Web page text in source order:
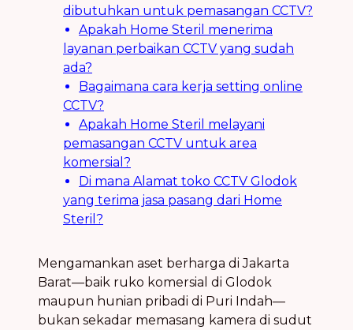
dibutuhkan untuk pemasangan CCTV?
Apakah Home Steril menerima
layanan perbaikan CCTV yang sudah
ada?
Bagaimana cara kerja setting online
CCTV?
Apakah Home Steril melayani
pemasangan CCTV untuk area
komersial?
Di mana Alamat toko CCTV Glodok
yang terima jasa pasang dari Home
Steril?
Mengamankan aset berharga di Jakarta
Barat—baik ruko komersial di Glodok
maupun hunian pribadi di Puri Indah—
bukan sekadar memasang kamera di sudut